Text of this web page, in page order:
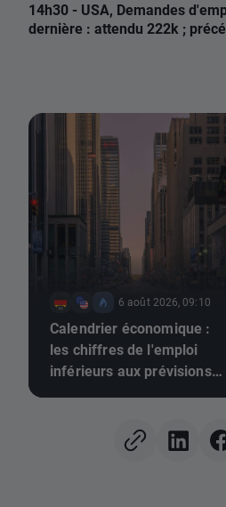
14h30 - USA, Demandes
dernière : attendu 222k ;
6 août 2026, 09:10
Calendrier économique :
les chiffres de l'emploi
inférieurs aux prévisions